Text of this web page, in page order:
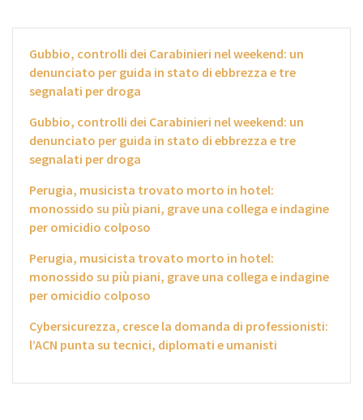
Gubbio, controlli dei Carabinieri nel weekend: un
denunciato per guida in stato di ebbrezza e tre
segnalati per droga
Gubbio, controlli dei Carabinieri nel weekend: un
denunciato per guida in stato di ebbrezza e tre
segnalati per droga
Perugia, musicista trovato morto in hotel:
monossido su più piani, grave una collega e indagine
per omicidio colposo
Perugia, musicista trovato morto in hotel:
monossido su più piani, grave una collega e indagine
per omicidio colposo
Cybersicurezza, cresce la domanda di professionisti:
l’ACN punta su tecnici, diplomati e umanisti